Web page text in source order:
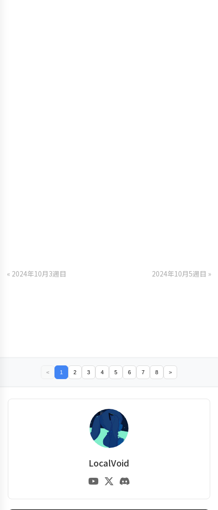
« 2024年10月3週目 2024年10月5週目 »
< 1 2 3 4 5 6 7 8 >
LocalVoid